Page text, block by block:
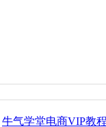
牛气学堂电商VIP教